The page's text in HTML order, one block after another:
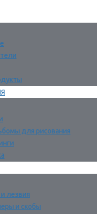
для рисования
лезвия
и скобы